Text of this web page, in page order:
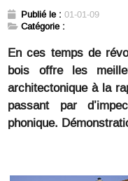
Publié le : 01-01-09
Catégorie :
En ces temps de
bois offre les
architectonique à la
passant par
phonique.